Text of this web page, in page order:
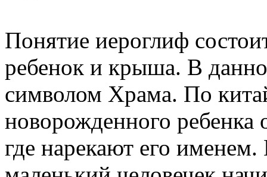
Понятие иероглиф
ребенок и крыша. В
символом Храма. По
новорожденного ребенка
где нарекают его